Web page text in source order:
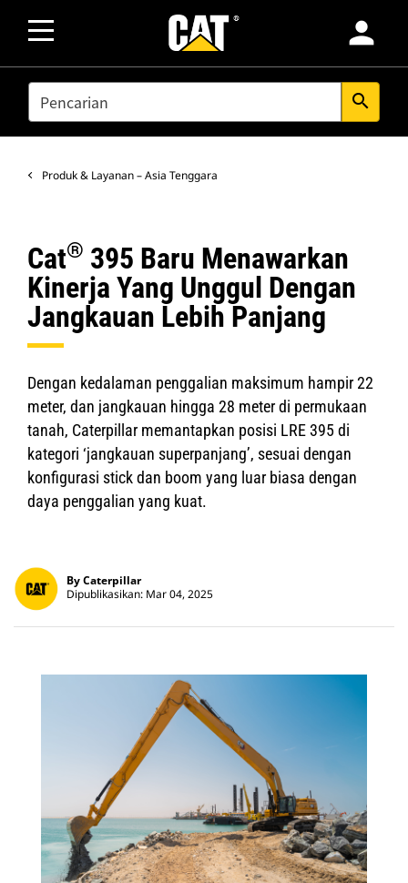
person
SEARCH search
Produk & Layanan – Asia Tenggara
Cat® 395 Baru Menawarkan
Kinerja Yang Unggul Dengan
Jangkauan Lebih Panjang
Dengan kedalaman penggalian maksimum hampir 22
meter, dan jangkauan hingga 28 meter di permukaan
tanah, Caterpillar memantapkan posisi LRE 395 di
kategori ‘jangkauan superpanjang’, sesuai dengan
konfigurasi stick dan boom yang luar biasa dengan
daya penggalian yang kuat.
By Caterpillar
Dipublikasikan: Mar 04, 2025